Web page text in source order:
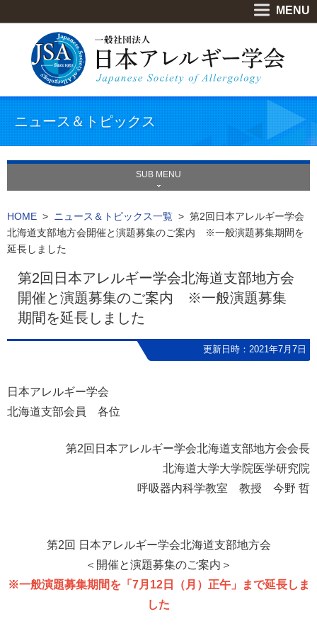
MENU
ニュース＆トピックス
SUB MENU
HOME > ニュース＆トピックス一覧 > 第2回日本アレルギー学会
北海道支部地方会開催と演題募集のご案内 ※一般演題募集期間を
延長しました
第2回日本アレルギー学会北海道支部地方会
開催と演題募集のご案内 ※一般演題募集
期間を延長しました
更新日時：2021年7月7日
日本アレルギー学会
北海道支部会員 各位
第2回日本アレルギー学会北海道支部地方会会長
北海道大学大学院医学研究院
呼吸器内科学教室 教授 今野 哲
第2回 日本アレルギー学会北海道支部地方会
＜開催と演題募集のご案内＞
※一般演題募集期間を「7月12日（月）正午」まで延長しま
した